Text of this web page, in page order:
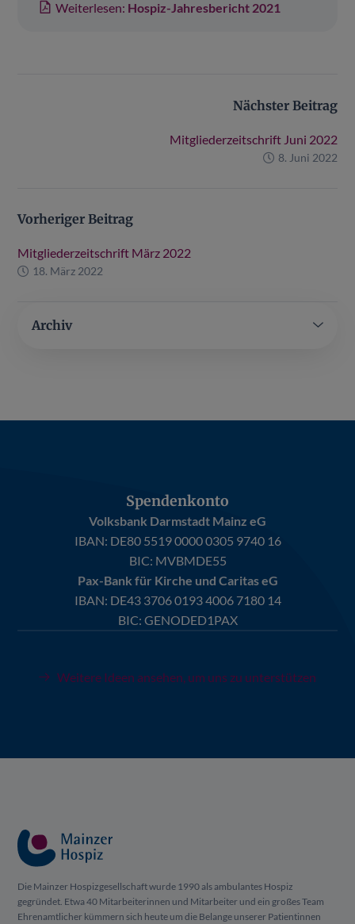
Weiterlesen: Hospiz-Jahresbericht 2021
Vorheriger Beitrag
Mitgliederzeitschrift März 2022
18. März 2022
Nächster Beitrag
Mitgliederzeitschrift Juni 2022
8. Juni 2022
Archiv
Spendenkonto
Volksbank Darmstadt Mainz eG
IBAN: DE80 5519 0000 0305 9740 16
BIC: MVBMDE55
Pax-Bank für Kirche und Caritas eG
IBAN: DE43 3706 0193 4006 7180 14
BIC: GENODED1PAX
Weitere Ideen ansehen, um uns zu unterstützen
Die Mainzer Hospizgesellschaft wurde 1990 als ambulantes Hospiz
gegründet. Etwa 40 Mitarbeiterinnen und Mitarbeiter und ein großes Team
Ehrenamtlicher kümmern sich heute um die Belange unserer Patientinnen